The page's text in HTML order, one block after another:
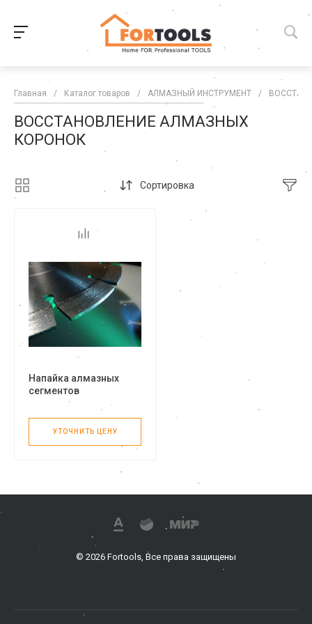
Главная / Каталог товаров / АЛМАЗНЫЙ ИНСТРУМЕНТ /
ВОССТАНОВЛЕНИЕ АЛМАЗНЫХ
КОРОНОК
Сортировка
Напайка алмазных
сегментов
УТОЧНИТЬ ЦЕНУ
© 2026 Fortools, Все права защищены